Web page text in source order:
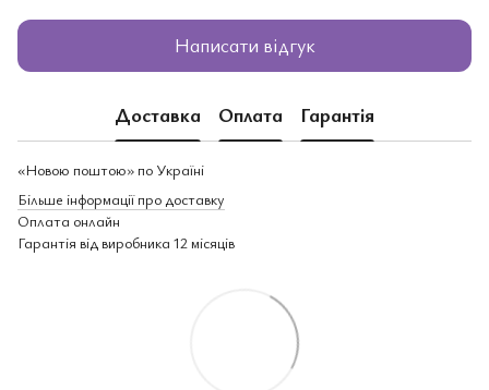
Написати відгук
Доставка Оплата Гарантія
«Новою поштою» по Україні
Більше інформації про доставку
Оплата онлайн
Гарантія від виробника 12 місяців